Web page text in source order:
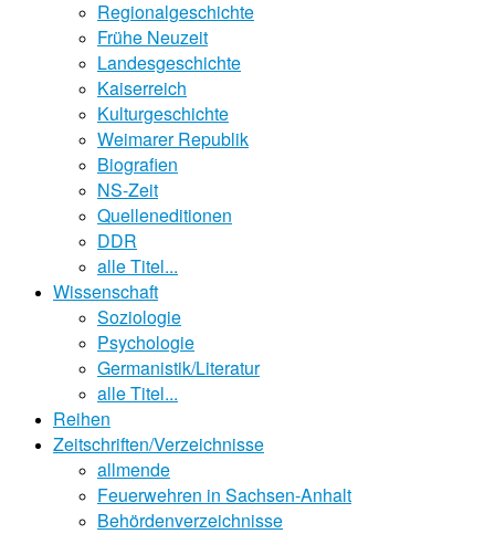
Regionalgeschichte
Frühe Neuzeit
Landesgeschichte
Kaiserreich
Kulturgeschichte
Weimarer Republik
Biografien
NS-Zeit
Quelleneditionen
DDR
alle Titel...
Wissenschaft
Soziologie
Psychologie
Germanistik/Literatur
alle Titel...
Reihen
Zeitschriften/Verzeichnisse
allmende
Feuerwehren in Sachsen-Anhalt
Behördenverzeichnisse